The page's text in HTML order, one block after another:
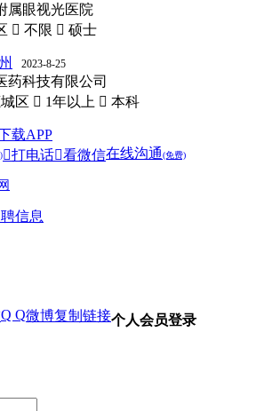
属眼视光医院
 不限  硕士
2023-8-25
药科技有限公司
区  1年以上  本科
载APP
打电话看微信在线沟通(免费)
信息
Q Q微博复制链接个人会员登录